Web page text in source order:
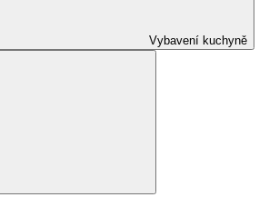
Vybavení kuchyně